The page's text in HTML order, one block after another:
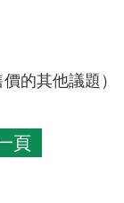
的其他議題）
頁